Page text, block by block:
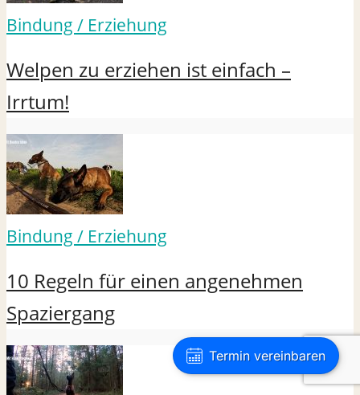
Bindung / Erziehung
Welpen zu erziehen ist einfach –
Irrtum!
Bindung / Erziehung
10 Regeln für einen angenehmen
Spaziergang
Termin vereinbaren